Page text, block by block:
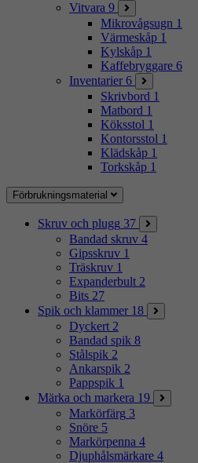
Vitvara 9
Mikrovågsugn 1
Värmeskåp 1
Kylskåp 1
Kaffebryggare 6
Inventarier 6
Skrivbord 1
Matbord 1
Köksstol 1
Kontorsstol 1
Klädskåp 1
Torkskåp 1
Förbrukningsmaterial
Skruv och plugg 37
Bandad skruv 4
Gipsskruv 1
Träskruv 1
Expanderbult 2
Bits 27
Spik och klammer 18
Dyckert 2
Bandad spik 8
Stålspik 2
Ankarspik 2
Pappspik 1
Märka och markera 19
Markörfärg 3
Snöre 5
Markörpenna 4
Djuphålsmärkare 4